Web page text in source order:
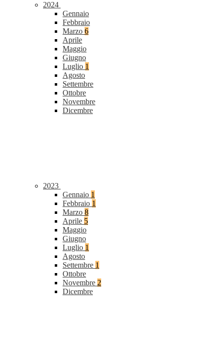
2024
Gennaio
Febbraio
Marzo 6
Aprile
Maggio
Giugno
Luglio 1
Agosto
Settembre
Ottobre
Novembre
Dicembre
2023
Gennaio 1
Febbraio 1
Marzo 8
Aprile 5
Maggio
Giugno
Luglio 1
Agosto
Settembre 1
Ottobre
Novembre 2
Dicembre